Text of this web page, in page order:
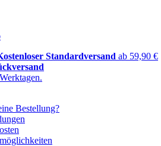
Standardversand ab 59,90 €
Bestellung?